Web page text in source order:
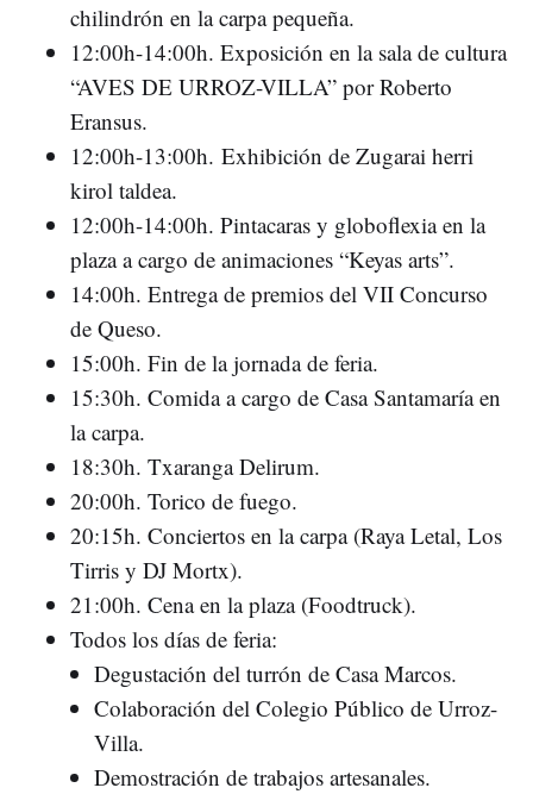
chilindrón en la carpa pequeña.
12:00h-14:00h. Exposición en la sala de cultura
“AVES DE URROZ-VILLA” por Roberto
Eransus.
12:00h-13:00h. Exhibición de Zugarai herri
kirol taldea.
12:00h-14:00h. Pintacaras y globoflexia en la
plaza a cargo de animaciones “Keyas arts”.
14:00h. Entrega de premios del VII Concurso
de Queso.
15:00h. Fin de la jornada de feria.
15:30h. Comida a cargo de Casa Santamaría en
la carpa.
18:30h. Txaranga Delirum.
20:00h. Torico de fuego.
20:15h. Conciertos en la carpa (Raya Letal, Los
Tirris y DJ Mortx).
21:00h. Cena en la plaza (Foodtruck).
Todos los días de feria:
Degustación del turrón de Casa Marcos.
Colaboración del Colegio Público de Urroz-
Villa.
Demostración de trabajos artesanales.